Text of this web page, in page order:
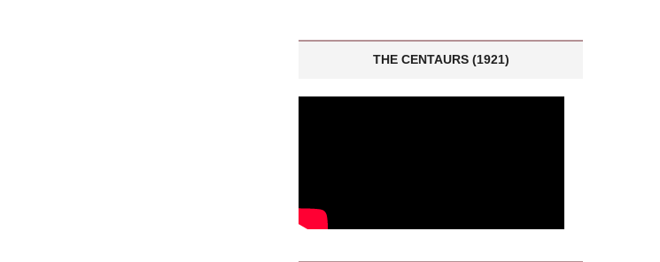
THE CENTAURS (1921)